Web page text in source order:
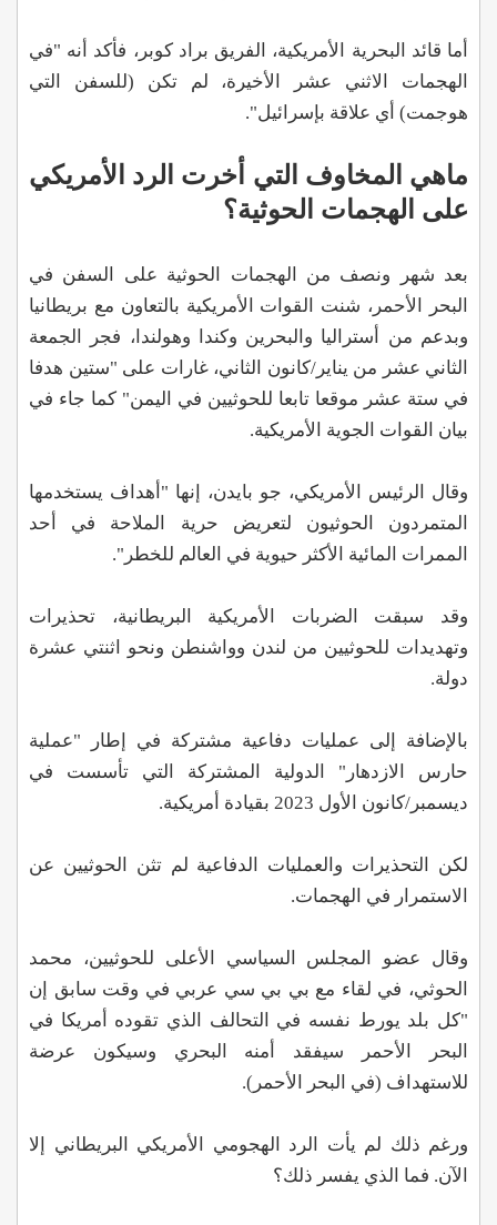
أما قائد البحرية الأمريكية، الفريق براد كوبر، فأكد أنه "في
الهجمات الاثني عشر الأخيرة، لم تكن (للسفن التي
هوجمت) أي علاقة بإسرائيل".
ماهي المخاوف التي أخرت الرد الأمريكي
على الهجمات الحوثية؟
بعد شهر ونصف من الهجمات الحوثية على السفن في
البحر الأحمر، شنت القوات الأمريكية بالتعاون مع بريطانيا
وبدعم من أستراليا والبحرين وكندا وهولندا، فجر الجمعة
الثاني عشر من يناير/كانون الثاني، غارات على "ستين هدفا
في ستة عشر موقعا تابعا للحوثيين في اليمن" كما جاء في
بيان القوات الجوية الأمريكية.
وقال الرئيس الأمريكي، جو بايدن، إنها "أهداف يستخدمها
المتمردون الحوثيون لتعريض حرية الملاحة في أحد
الممرات المائية الأكثر حيوية في العالم للخطر".
وقد سبقت الضربات الأمريكية البريطانية، تحذيرات
وتهديدات للحوثيين من لندن وواشنطن ونحو اثنتي عشرة
دولة.
بالإضافة إلى عمليات دفاعية مشتركة في إطار "عملية
حارس الازدهار" الدولية المشتركة التي تأسست في
ديسمبر/كانون الأول 2023 بقيادة أمريكية.
لكن التحذيرات والعمليات الدفاعية لم تثن الحوثيين عن
الاستمرار في الهجمات.
وقال عضو المجلس السياسي الأعلى للحوثيين، محمد
الحوثي، في لقاء مع بي بي سي عربي في وقت سابق إن
"كل بلد يورط نفسه في التحالف الذي تقوده أمريكا في
البحر الأحمر سيفقد أمنه البحري وسيكون عرضة
للاستهداف (في البحر الأحمر).
ورغم ذلك لم يأت الرد الهجومي الأمريكي البريطاني إلا
الآن. فما الذي يفسر ذلك؟